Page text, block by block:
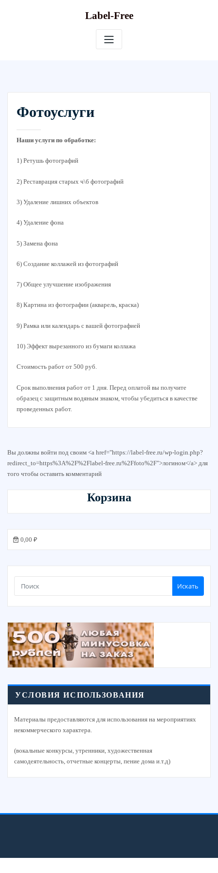
Label-Free
Фотоуслуги
Наши услуги по обработке:
1) Ретушь фотографий
2) Реставрация старых ч\б фотографий
3) Удаление лишних объектов
4) Удаление фона
5) Замена фона
6) Создание коллажей из фотографий
7) Общее улучшение изображения
8) Картина из фотографии (акварель, краска)
9) Рамка или календарь с вашей фотографией
10) Эффект вырезанного из бумаги коллажа
Стоимость работ от 500 руб.
Срок выполнения работ от 1 дня. Перед оплатой вы получите
образец с защитным водяным знаком, чтобы убедиться в качестве
проведенных работ.
Вы должны войти под своим <a href="https://label-free.ru/wp-login.php?
redirect_to=https%3A%2F%2Flabel-free.ru%2Ffoto%2F">логином</a> для
того чтобы оставить комментарий
Корзина
0,00 ₽
Искать
УСЛОВИЯ ИСПОЛЬЗОВАНИЯ
Материалы предоставляются для использования на мероприятиях
некоммерческого характера.
(вокальные конкурсы, утренники, художественная
самодеятельность, отчетные концерты, пение дома и.т.д)